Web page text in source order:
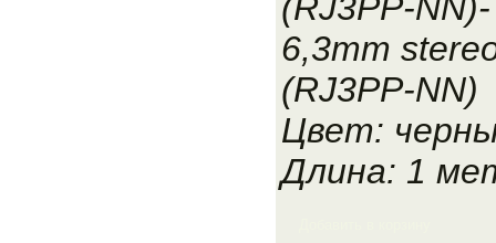
6,3mm
(RJ3PP-NN)
Цвет:
Длина: 1